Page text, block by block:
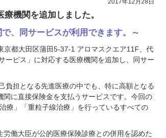
2017年12月28日
機関を追加しました。
、同サービスが利用できます。～
都大田区蒲田5-37-1 アロマスクエア11F、代
ビス」に対応する医療機関を追加し、同サー
負担となる先進医療の中でも、特に高額となる
関に直接保険金を支払うサービスです。今回の
療」「重粒子線治療」を行っているすべての
働大臣が公的医療保険診療との併用を認めた